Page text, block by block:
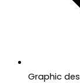
Graphic